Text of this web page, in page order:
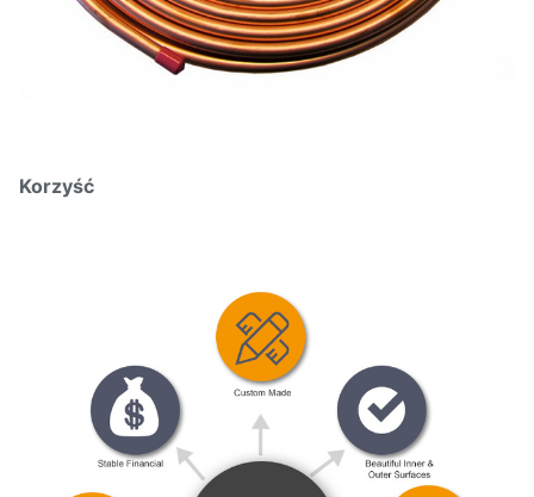
Korzyść